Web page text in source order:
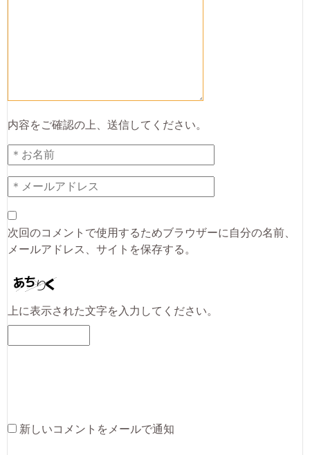
内容をご確認の上、送信してください。
次回のコメントで使用するためブラウザーに自分の名前、
メールアドレス、サイトを保存する。
上に表示された文字を入力してください。
新しいコメントをメールで通知